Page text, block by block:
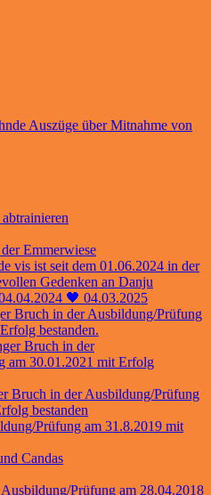
Auszüge über Mitnahme von
Emmerwiese
vis ist seit dem 01.06.2024 in der
Gedenken an Danju
🖤 04.03.2025
Bruch in der Ausbildung/Prüfung
bestanden.
Bruch in der
am 30.01.2021 mit Erfolg
Bruch in der Ausbildung/Prüfung
bestanden
Prüfung am 31.8.2019 mit
Candas
Prüfung am 28.04.2018